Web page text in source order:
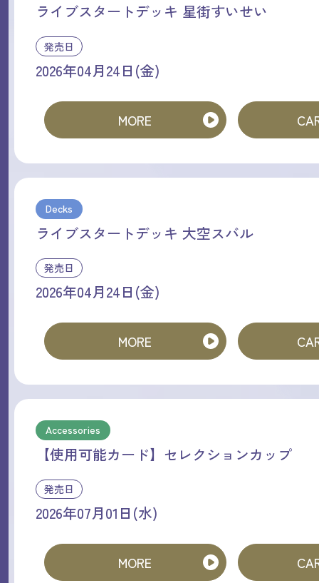
ライブスタートデッキ 星街すいせい
発売日
2026年04月24日(金)
MORE
Decks
ライブスタートデッキ 大空スバル
発売日
2026年04月24日(金)
MORE
Accessories
【使用可能カード】セレクションカップ
発売日
2026年07月01日(水)
MORE